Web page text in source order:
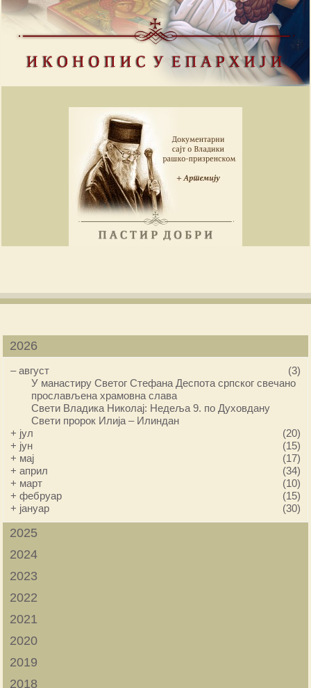
2026
–август
(3)
У манастиру Светог Стефана Деспота српског свечано
прослављена храмовна слава
Свети Владика Николај: Недеља 9. по Духовдану
Свети пророк Илија – Илиндан
+ јул
(20)
+ јун
(15)
+ мај
(17)
+април
(34)
+ март
(10)
+фебруар
(15)
+ јануар (30)
2025
2024
2023
2022
2021
2020
2019
2018